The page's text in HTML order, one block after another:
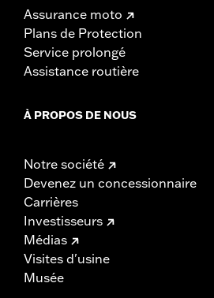
Assurance moto
Plans de Protection
Service prolongé
Assistance routière
À PROPOS DE NOUS
Notre société
Devenez un concessionnaire
Carrières
Investisseurs
Médias
Visites d'usine
Musée